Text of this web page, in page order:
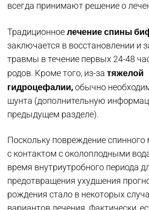
всегда принимают решение о
Традиционноелечение спины
заключается в восстановлении и
травмы в течение первых 24-48
родов. Кроме того, из-за тяжелой
гидроцефалии,обычно
шунта (дополнительную
предыдущем разделе).
Поскольку повреждение спинного
с контактом с околоплодными
время внутриутробного периода
предотвращения ухудшения
рождения стало в некоторых